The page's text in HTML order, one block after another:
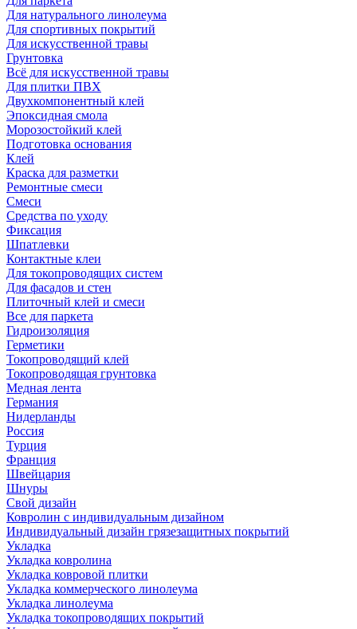
Для натурального линолеума
Для спортивных покрытий
Для искусственной травы
Грунтовка
Всё для искусственной травы
Для плитки ПВХ
Двухкомпонентный клей
Эпоксидная смола
Морозостойкий клей
Подготовка основания
Клей
Краска для разметки
Ремонтные смеси
Смеси
Средства по уходу
Фиксация
Шпатлевки
Контактные клеи
Для токопроводящих систем
Для фасадов и стен
Плиточный клей и смеси
Все для паркета
Гидроизоляция
Герметики
Токопроводящий клей
Токопроводящая грунтовка
Медная лента
Германия
Нидерланды
Россия
Турция
Франция
Швейцария
Шнуры
Свой дизайн
Ковролин с индивидуальным дизайном
Индивидуальный дизайн грязезащитных покрытий
Укладка
Укладка ковролина
Укладка ковровой плитки
Укладка коммерческого линолеума
Укладка линолеума
Укладка токопроводящих покрытий